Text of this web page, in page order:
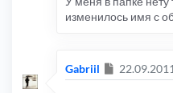
изменилось имя с
Gabriil Сообщение